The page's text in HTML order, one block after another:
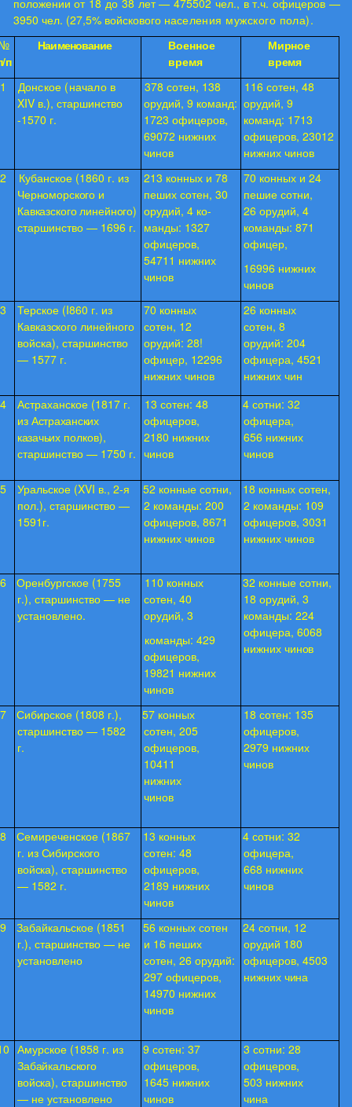
положении от 18 до 38 лет — 475502 чел., в т.ч. офицеров —
3950 чел. (27,5% войскового на­селения мужского пола).
п
Наименование
Военное
время
Мирное
время
1
Донское (начало в
XIVв.), старшинство
-1570 г.
378 сотен, 138
орудий, 9 команд:
1723 офицеров,
69072 нижних
чинов
116 сотен, 48
орудий, 9
команд: 1713
офицеров, 23012
нижних чинов
2
Кубанское (1860 г. из
Черноморского и
Кавказского линейного)
старшинство — 1696 г.
213 конных и 78
пеших сотен, 30
орудий, 4 ко­
манды: 1327
офицеров,
54711 нижних
чинов
70 конных и 24
пешие сотни,
26 орудий, 4
ко­манды: 871
офицер,
16996 нижних
чинов
3
Терское (I860 г. из
Кавказского линейного
войска), старшинство
— 1577 г.
70 конных
сотен, 12
орудий: 28!
офицер, 12296
нижних чинов
26 конных
сотен, 8
орудий: 204
офицера, 4521
нижних чин
4
Астраханское (1817 г.
из Астраханских
казачьих полков),
старшинство — 1750 г.
13 сотен: 48
офицеров,
2180 нижних
чинов
4 сотни: 32
офицера,
656 нижних
чинов
5 Уральское (XVI в., 2-я
пол.), старшинство —
1591г.
52 конные сотни,
2 команды: 200
офицеров, 8671
нижних чинов
18 конных сотен,
2 команды: 109
офицеров, 3031
нижних чинов
6
Оренбургское (1755
г.), старшинство — не
установлено.
110 конных
сотен, 40
орудий, 3
команды: 429
офицеров,
19821 нижних
чинов
32 конные сотни,
18 орудий, 3
команды: 224
офицера, 6068
нижних чинов
7
Сибирское (1808 г.),
старшинство — 1582
г.
57 конных
сотен, 205
офицеров,
10411
нижних
чинов
18 сотен: 135
офицеров,
2979 нижних
чинов
8
Семиреченское (1867
г. из Сибирского
войска), старшинство
— 1582 г.
13 конных
сотен: 48
офицеров,
2189 нижних
чинов
4 сотни: 32
офицера,
668 нижних
чинов
9
Забайкальское (1851
г.), старшинство — не
установлено
56 конных сотен
и 16 пеших
сотен, 26 орудий:
297 офицеров,
14970 нижних
чинов
24 сотни, 12
орудий 180
офицеров, 4503
нижних чина
Амурское (1858 г. из
Забайкальского
войска), старшинство
— не установлено
9 сотен: 37
офицеров,
1645 нижних
чинов
3 сотни: 28
офицеров,
503 нижних
чина